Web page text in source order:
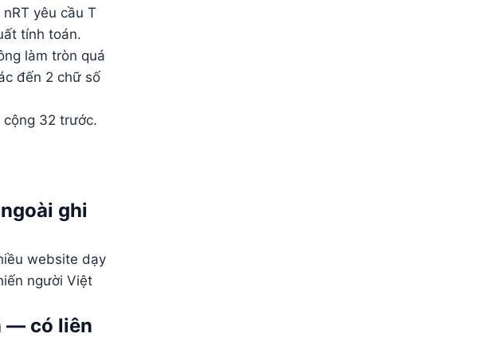
yêu cầu T
tính toán.
làm tròn quá
đến 2 chữ số
32 trước.
ghi
website dạy
người Việt
— có liên